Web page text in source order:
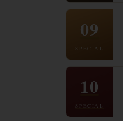
09
SPECIAL
10
SPECIAL